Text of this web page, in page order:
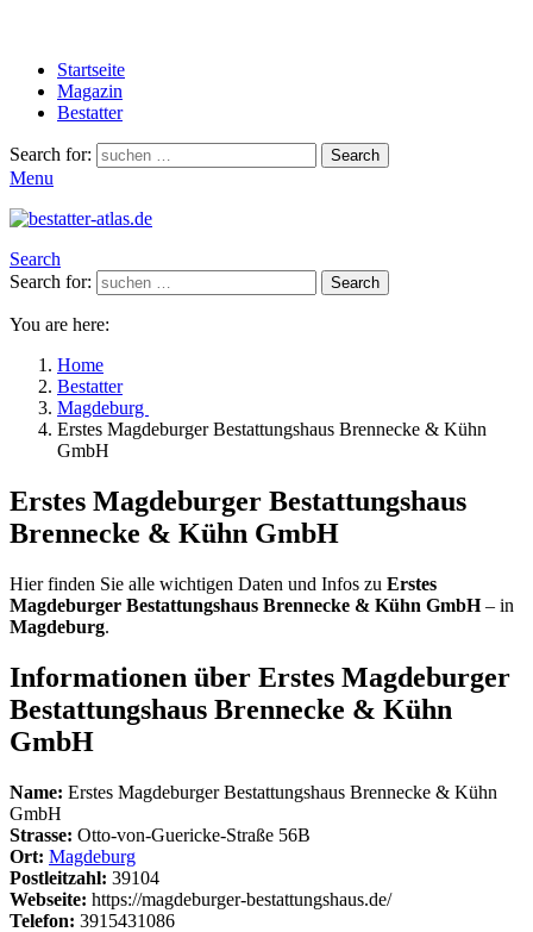
Startseite
Magazin
Bestatter
Search for: Search
Menu
Search
Search for:
Search
You are here:
Home
Bestatter
Magdeburg
Erstes Magdeburger Bestattungshaus Brennecke & Kühn
GmbH
Erstes Magdeburger Bestattungshaus
Brennecke & Kühn GmbH
Hier finden Sie alle wichtigen Daten und Infos zu Erstes
Magdeburger Bestattungshaus Brennecke & Kühn GmbH– in
Magdeburg.
Informationen über Erstes Magdeburger
Bestattungshaus Brennecke & Kühn
GmbH
Name: Erstes Magdeburger Bestattungshaus Brennecke & Kühn
GmbH
Strasse: Otto-von-Guericke-Straße 56B
Ort: Magdeburg
Postleitzahl: 39104
Webseite: https://magdeburger-bestattungshaus.de/
Telefon: 3915431086